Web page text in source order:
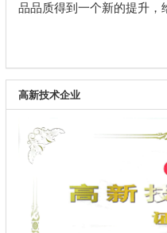
品品质得到一个新的提升，
高新技术企业